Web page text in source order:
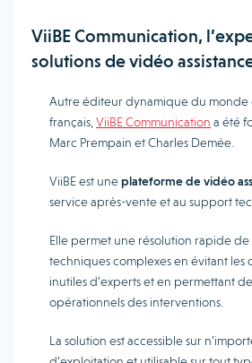
ViiBE Communication,
solutions de vidéo
Autre éditeur dynamique du monde
français, ViiBE Communication a été
Marc Prempain et Charles Demée.
ViiBE est uneplateforme de vidéo
service après-vente et au support
Elle permet une résolution rapide
techniques complexes en évitant les
inutiles d’experts et en permettant
opérationnels des interventions.
La solution est accessible sur